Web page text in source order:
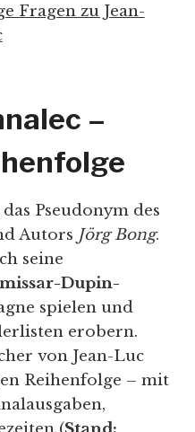
Fragen zu Jean-
–
Pseudonym des
Autors Jörg Bong.
seine
Dupin-
spielen und
erobern.
von Jean-Luc
Reihenfolge – mit